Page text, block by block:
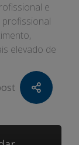
e
elevado de